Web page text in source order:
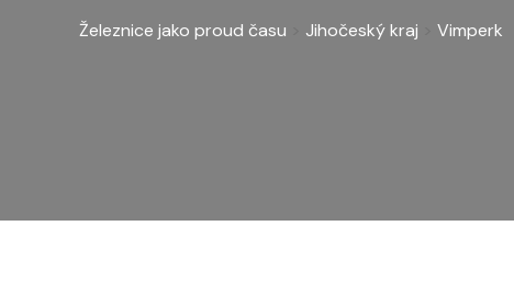
Železnice jako proud času Jihočeský kraj Vimperk